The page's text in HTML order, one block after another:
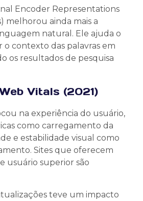
Encoder Representations
melhorou ainda mais a
natural. Ele ajuda o
contexto das palavras em
os resultados de pesquisa
Vitals (2021)
na experiência do usuário,
como carregamento da
e estabilidade visual como
Sites que oferecem
usuário superior são
teve um impacto